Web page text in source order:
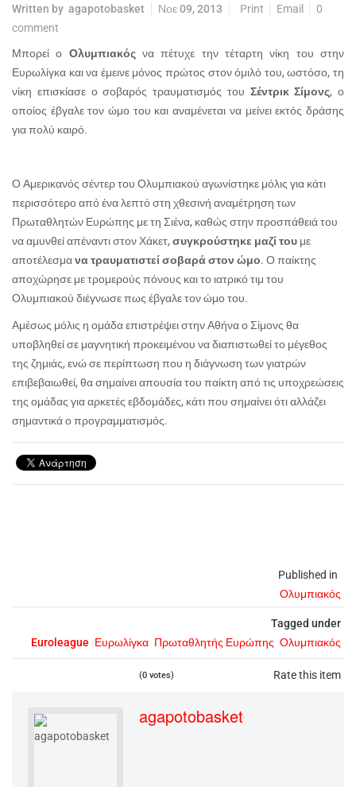
Written by agapotobasket Νοε 09, 2013 Print Email
0
comment
Published in
Ολυμπιακός
Tagged under
Euroleague Ευρωλίγκα Πρωταθλητής Ευρώπης Ολυμπιακός
Rate this item
(0 votes)
Μπορεί ο Ολυμπιακόςνα πέτυχε την τέταρτη νίκη του στην
Ευρωλίγκα και να έμεινε μόνος πρώτος στον όμιλό του, ωστόσο, τη
νίκη επισκίασε ο σοβαρός τραυματισμός του Σέντρικ Σίμονς, ο
οποίος έβγαλε τον ώμο του και αναμένεται να μείνει εκτός δράσης
για πολύ καιρό.
Ο Αμερικανός σέντερ του Ολυμπιακού αγωνίστηκε μόλις για κάτι
περισσότερο από ένα λεπτό στη χθεσινή αναμέτρηση των
Πρωταθλητών Ευρώπης με τη Σιένα, καθώς στην προσπάθειά του
να αμυνθεί απέναντι στον Χάκετ, συγκρούστηκε μαζί του με
αποτέλεσμανα τραυματιστεί σοβαρά στον ώμο. Ο παίκτης
αποχώρησε με τρομερούς πόνους και το ιατρικό τιμ του
Ολυμπιακού διέγνωσε πως έβγαλε τον ώμο του.
Αμέσως μόλις η ομάδα επιστρέψει στην Αθήνα ο Σίμονς θα
υποβληθεί σε μαγνητική προκειμένου να διαπιστωθεί το μέγεθος
της ζημιάς, ενώ σε περίπτωση που η διάγνωση των γιατρών
επιβεβαιωθεί, θα σημαίνει απουσία του παίκτη από τις υποχρεώσεις
της ομάδας για αρκετές εβδομάδες, κάτι που σημαίνει ότι αλλάζει
σημαντικά ο προγραμματισμός.
agapotobasket